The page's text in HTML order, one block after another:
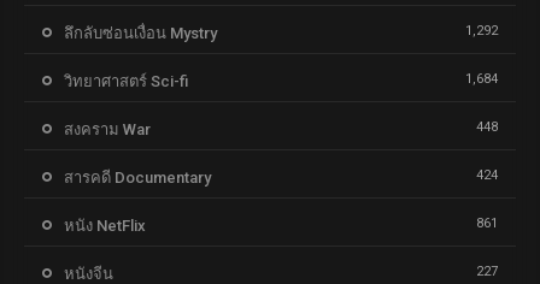
ลึกลับซ่อนเงื่อน Mystry 1,292
วิทยาศาสตร์ Sci-fi 1,684
สงคราม War 448
สารคดี Documentary 424
หนัง NetFlix 861
หนังจีน 227